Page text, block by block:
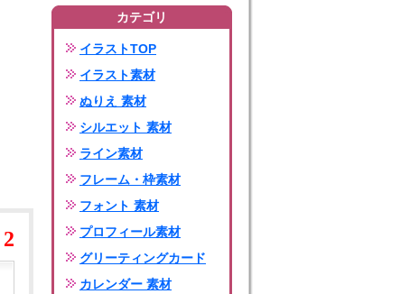
2
カテゴリ
イラストTOP
イラスト素材
ぬりえ 素材
シルエット 素材
ライン素材
フレーム・枠素材
フォント 素材
プロフィール素材
グリーティングカード
カレンダー 素材